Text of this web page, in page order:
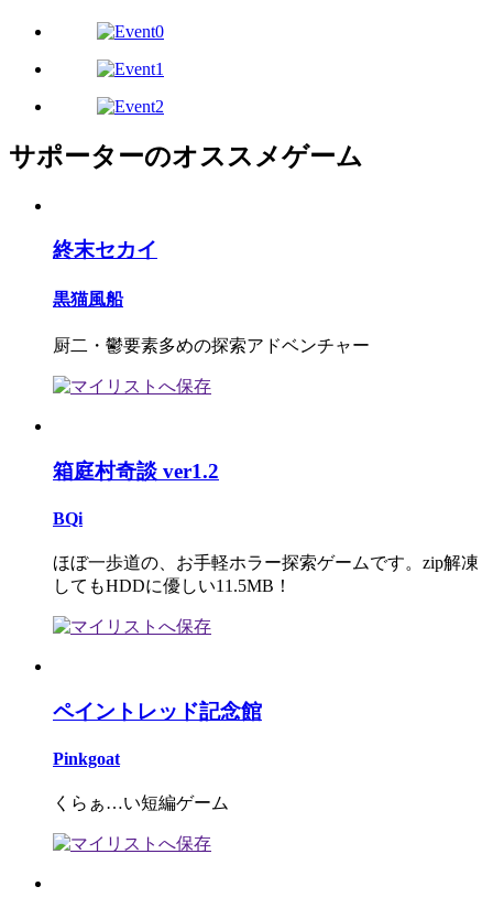
サポーターのオススメゲーム
終末セカイ
黒猫風船
厨二・鬱要素多めの探索アドベンチャー
箱庭村奇談 ver1.2
BQi
ほぼ一歩道の、お手軽ホラー探索ゲームです。zip解凍
してもHDDに優しい11.5MB！
ペイントレッド記念館
Pinkgoat
くらぁ…い短編ゲーム